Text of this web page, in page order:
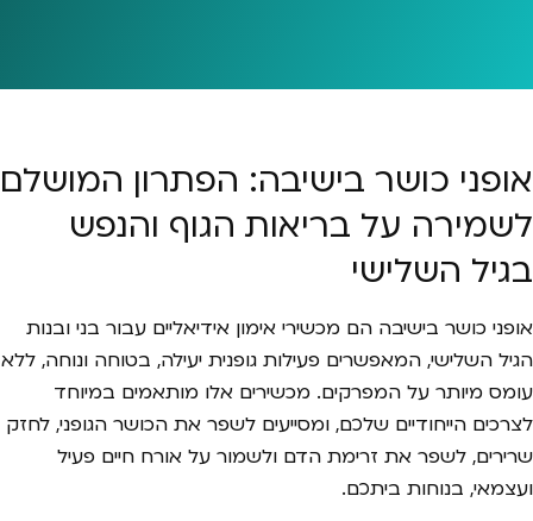
אופני כושר בישיבה: הפתרון המושלם
לשמירה על בריאות הגוף והנפש
בגיל השלישי
אופני כושר בישיבה הם מכשירי אימון אידיאליים עבור בני ובנות
הגיל השלישי, המאפשרים פעילות גופנית יעילה, בטוחה ונוחה, ללא
עומס מיותר על המפרקים. מכשירים אלו מותאמים במיוחד
לצרכים הייחודיים שלכם, ומסייעים לשפר את הכושר הגופני, לחזק
שרירים, לשפר את זרימת הדם ולשמור על אורח חיים פעיל
ועצמאי, בנוחות ביתכם.